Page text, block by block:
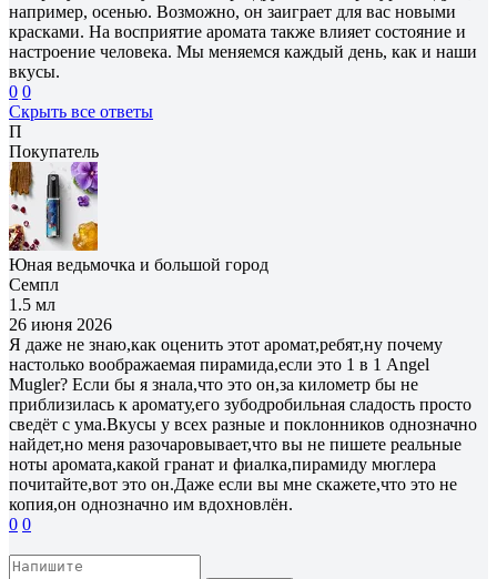
например, осенью. Возможно, он заиграет для вас новыми
красками. На восприятие аромата также влияет состояние и
настроение человека. Мы меняемся каждый день, как и наши
вкусы.
0 0
Скрыть все ответы
П
Покупатель
Юная ведьмочка и большой город
Семпл
1.5 мл
26 июня 2026
Я даже не знаю,как оценить этот аромат,ребят,ну почему
настолько воображаемая пирамида,если это 1 в 1 Angel
Mugler? Если бы я знала,что это он,за километр бы не
приблизилась к аромату,его зубодробильная сладость просто
сведёт с ума.Вкусы у всех разные и поклонников однозначно
найдет,но меня разочаровывает,что вы не пишете реальные
ноты аромата,какой гранат и фиалка,пирамиду мюглера
почитайте,вот это он.Даже если вы мне скажете,что это не
копия,он однозначно им вдохновлён.
0 0